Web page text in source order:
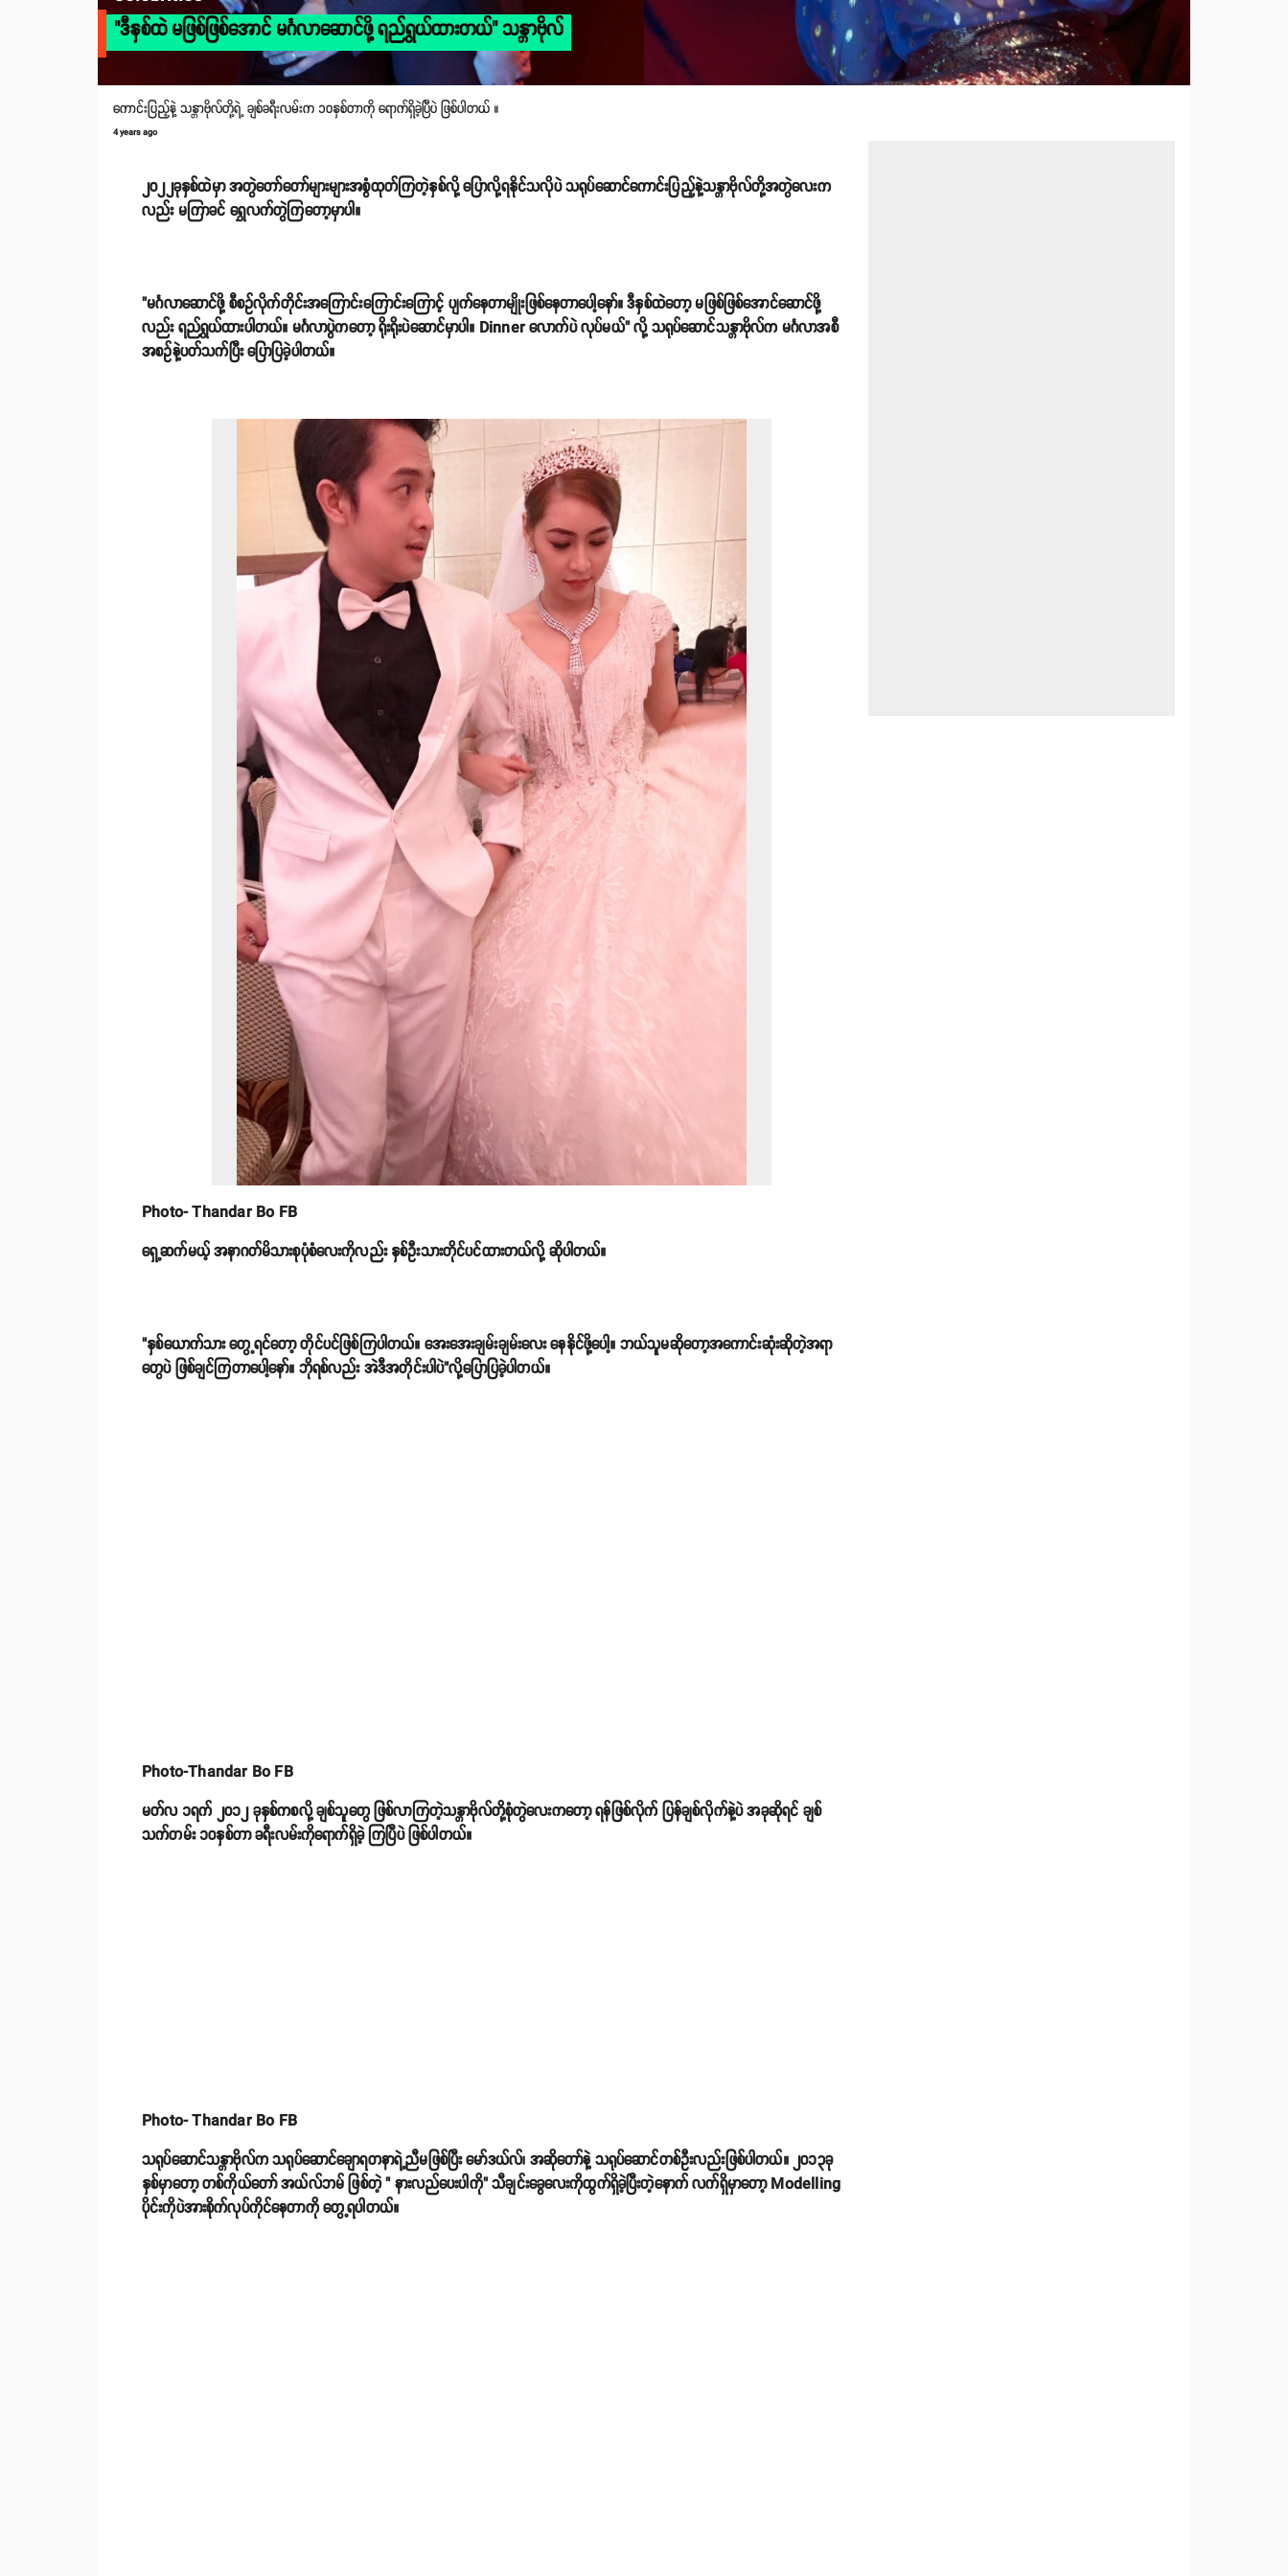
"ဒီနှစ်ထဲ မဖြစ်ဖြစ်အောင် မင်္ဂလာ‌ဆောင်ဖို့ ရည်ရွယ်ထားတယ်" သန္တာဗိုလ်
ကောင်းပြည့်နဲ့ သန္တာဗိုလ်တို့ရဲ့ ချစ်ခရီးလမ်းက ၁၀နှစ်တာကို ရောက်ရှိခဲ့ပြီပဲ ဖြစ်ပါတယ် ။
4 years ago
၂၀၂၂ခုနှစ်ထဲမှာ အတွဲတော်တော်များများအစွံထုတ်ကြတဲ့နှစ်လို့ ပြောလို့ရနိုင်သလိုပဲ သရုပ်ဆောင်ကောင်းပြည့်နဲ့သန္တာဗိုလ်တို့အတွဲလေးက
လည်း မကြာခင် ရွှေလက်တွဲကြတော့မှာပါ။
"မင်္ဂလာဆောင်ဖို့ စီစဥ်လိုက်တိုင်းအကြောင်းကြောင်းကြောင့် ပျက်နေတာမျိုးဖြစ်နေတာပေါ့နော်။ ဒီနှစ်ထဲတော့ မဖြစ်ဖြစ်အောင်ဆောင်ဖို့
လည်း ရည်ရွယ်ထားပါတယ်။ မင်္ဂလာပွဲကတော့ ရိုးရိုးပဲဆောင်မှာပါ။ Dinner လောက်ပဲ လုပ်မယ်" လို့ သရုပ်ဆောင်သန္တာဗိုလ်က မင်္ဂလာအစီ
အစဥ်နဲ့ပတ်သက်ပြီး ပြောပြခဲ့ပါတယ်။
Photo- Thandar Bo FB
ရှေ့ဆက်မယ့် အနာဂတ်မိသားစုပုံစံလေးကိုလည်း နှစ်ဦးသားတိုင်ပင်ထားတယ်လို့ ဆိုပါတယ်။
"နှစ်ယောက်သား တွေ့ရင်တော့ တိုင်ပင်ဖြစ်ကြပါတယ်။ အေးအေးချမ်းချမ်းလေး နေနိုင်ဖို့ပေါ့။ ဘယ်သူမဆိုတော့အကောင်းဆုံးဆိုတဲ့အရာ
တွေပဲ ဖြစ်ချင်ကြတာပေါ့နော်။ ဘိုရစ်လည်း အဲဒီအတိုင်းပါပဲ"လို့ပြောပြခဲ့ပါတယ်။
Photo-Thandar Bo FB
မတ်လ ၁ရက် ၂၀၁၂ ခုနှစ်ကစလို့ ချစ်သူတွေ ဖြစ်လာကြတဲ့သန္တာဗိုလ်တို့စုံတွဲလေးကတော့ ရန်ဖြစ်လိုက် ပြန်ချစ်လိုက်နဲ့ပဲ အခုဆိုရင် ချစ်
သက်တမ်း ၁၀နှစ်တာ ခရီးလမ်းကိုရောက်ရှိခဲ့ ကြပြီပဲ ဖြစ်ပါတယ်။
Photo- Thandar Bo FB
သရုပ်ဆောင်သန္တာဗိုလ်က သရုပ်ဆောင်ချောရတနာရဲ့ညီမဖြစ်ပြီး မော်ဒယ်လ်၊ အဆိုတော်နဲ့ သရုပ်ဆောင်တစ်ဦးလည်းဖြစ်ပါတယ်။ ၂၀၁၃ခု
နှစ်မှာတော့ တစ်ကိုယ်တော် အယ်လ်ဘမ် ဖြစ်တဲ့ " နားလည်ပေးပါကို" သီချင်းခွေလေးကိုထွက်ရှိခဲ့ပြီးတဲ့နောက် လက်ရှိမှာတော့ Modelling
ပိုင်းကိုပဲအားစိုက်လုပ်ကိုင်နေတာကို တွေ့ရပါတယ်။